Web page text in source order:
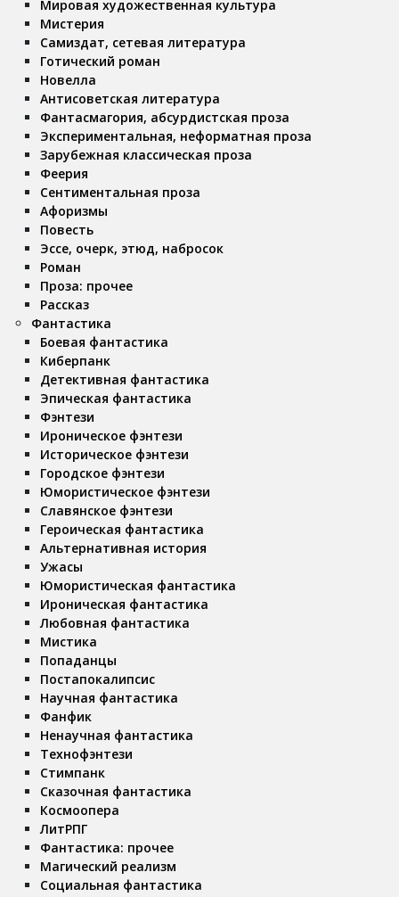
Мировая художественная культура
Мистерия
Самиздат, сетевая литература
Готический роман
Новелла
Антисоветская литература
Фантасмагория, абсурдистская проза
Экспериментальная, неформатная проза
Зарубежная классическая проза
Феерия
Сентиментальная проза
Афоризмы
Повесть
Эссе, очерк, этюд, набросок
Роман
Проза: прочее
Рассказ
Фантастика
Боевая фантастика
Киберпанк
Детективная фантастика
Эпическая фантастика
Фэнтези
Ироническое фэнтези
Историческое фэнтези
Городское фэнтези
Юмористическое фэнтези
Славянское фэнтези
Героическая фантастика
Альтернативная история
Ужасы
Юмористическая фантастика
Ироническая фантастика
Любовная фантастика
Мистика
Попаданцы
Постапокалипсис
Научная фантастика
Фанфик
Ненаучная фантастика
Технофэнтези
Стимпанк
Сказочная фантастика
Космоопера
ЛитРПГ
Фантастика: прочее
Магический реализм
Социальная фантастика